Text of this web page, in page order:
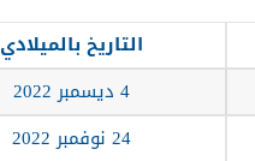
التاريخ بالميلادي
4 ديسمبر 2022
24 نوفمبر 2022